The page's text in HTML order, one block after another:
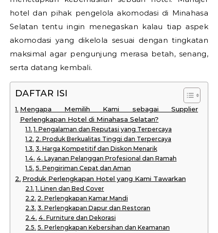
hotel dan pihak pengelola akomodasi di Minahasa
Selatan tentu ingin menegaskan kalau tiap aspek
akomodasi yang dikelola sesuai dengan tingkatan
maksimal agar pengunjung merasa betah, senang,
serta datang kembali.
DAFTAR ISI
Mengapa Memilih Kami sebagai Supplier
Perlengkapan Hotel di Minahasa Selatan?
1. Pengalaman dan Reputasi yang Terpercaya
2. Produk Berkualitas Tinggi dan Terpercaya
3. Harga Kompetitif dan Diskon Menarik
4. Layanan Pelanggan Profesional dan Ramah
5. Pengiriman Cepat dan Aman
Produk Perlengkapan Hotel yang Kami Tawarkan
1. Linen dan Bed Cover
2. Perlengkapan Kamar Mandi
3. Perlengkapan Dapur dan Restoran
4. Furniture dan Dekorasi
5. Perlengkapan Kebersihan dan Keamanan